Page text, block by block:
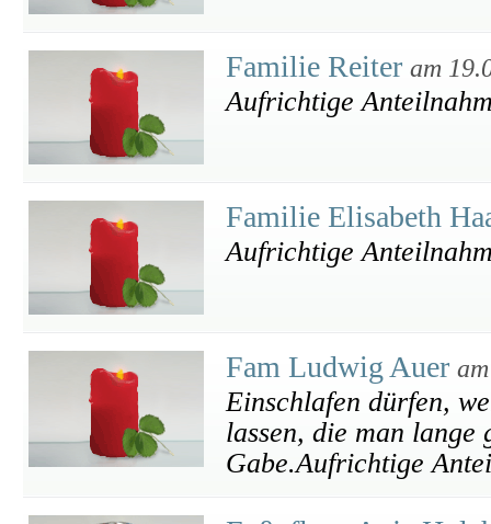
Familie Reiter am
Aufrichtige
Familie Elisabeth
Aufrichtige
Fam Ludwig Auer
Einschlafen dürfen,
lassen, die man lange
Gabe.Aufrichtige